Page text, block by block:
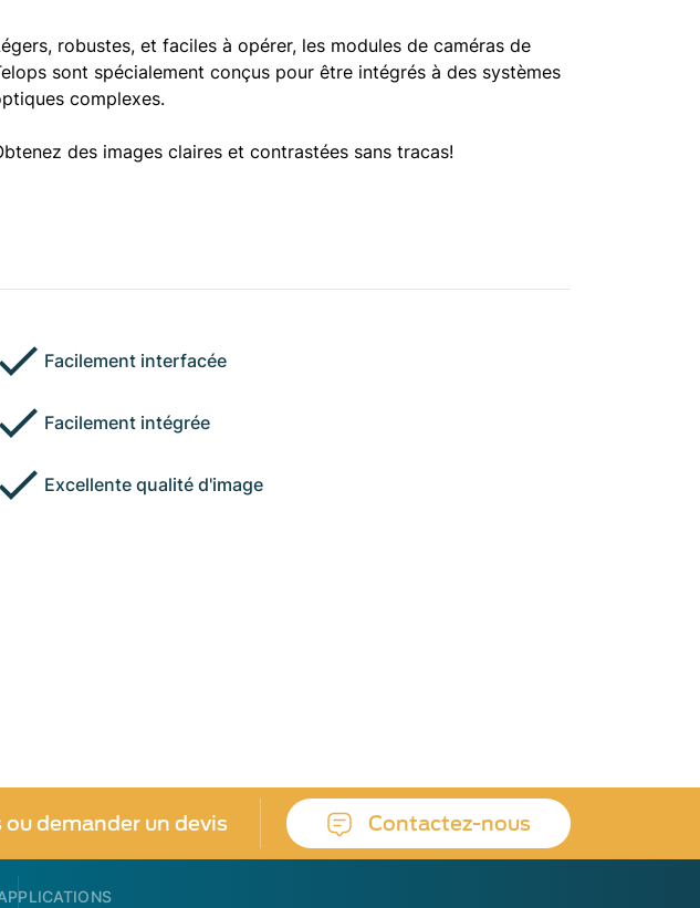
robustes, et faciles à opérer, les modules de caméras de
sont spécialement conçus pour être intégrés à des systèmes
complexes.
des images claires et contrastées sans tracas!
Facilement interfacée
Facilement intégrée
Excellente qualité d'image
demander un devis Contactez-nous